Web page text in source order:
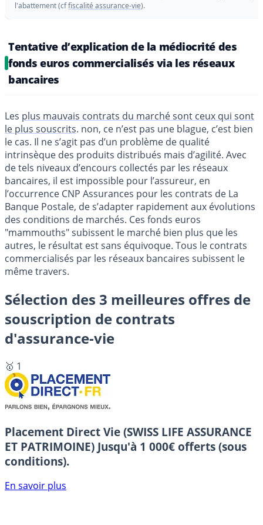
l'abattement (cffiscalité assurance-vie).
Tentative d’explication de la médiocrité des
fonds euros commercialisés via les réseaux
bancaires
Les plus mauvais contrats du marché sont ceux qui sont
le plus souscrits. non, ce n’est pas une blague, c’est bien
le cas. Il ne s’agit pas d’un problème de qualité
intrinsèque des produits distribués mais d’agilité. Avec
de tels niveaux d’encours collectés par les réseaux
bancaires, il est impossible pour l’assureur, en
l’occurrence CNP Assurances pour les contrats de La
Banque Postale, de s’adapter rapidement aux évolutions
des conditions de marchés. Ces fonds euros
"mammouths" subissent le marché bien plus que les
autres, le résultat est sans équivoque. Tous le contrats
commercialisés par les réseaux bancaires subissent le
même travers.
Sélection des 3 meilleures offres de
souscription de contrats
d'assurance-vie
🥇 1
Placement Direct Vie (SWISS LIFE ASSURANCE
ET PATRIMOINE) Jusqu'à 1 000€ offerts (sous
conditions).
En savoir plus